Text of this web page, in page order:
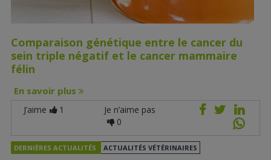
Comparaison génétique entre le cancer du
sein triple négatif et le cancer mammaire
félin
En savoir plus
J’aime 1
Je n’aime pas
0
DERNIÈRES ACTUALITÉS ACTUALITÉS VÉTÉRINAIRES